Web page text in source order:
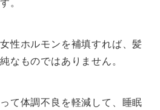
。
性ホルモンを補填すれば、髪
なものではありません。
て体調不良を軽減して、睡眠